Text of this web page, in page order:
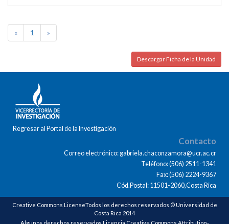
« 1 »
Descargar Ficha de la Unidad
Regresar al Portal de la Investigación
Contacto
Correo electrónico: gabriela.chaconzamora@ucr.ac.cr
Teléfono: (506) 2511-1341
Fax: (506) 2224-9367
Cód.Postal: 11501-2060,Costa Rica
Creative Commons LicenseTodos los derechos reservados © Universidad de
Costa Rica 2014